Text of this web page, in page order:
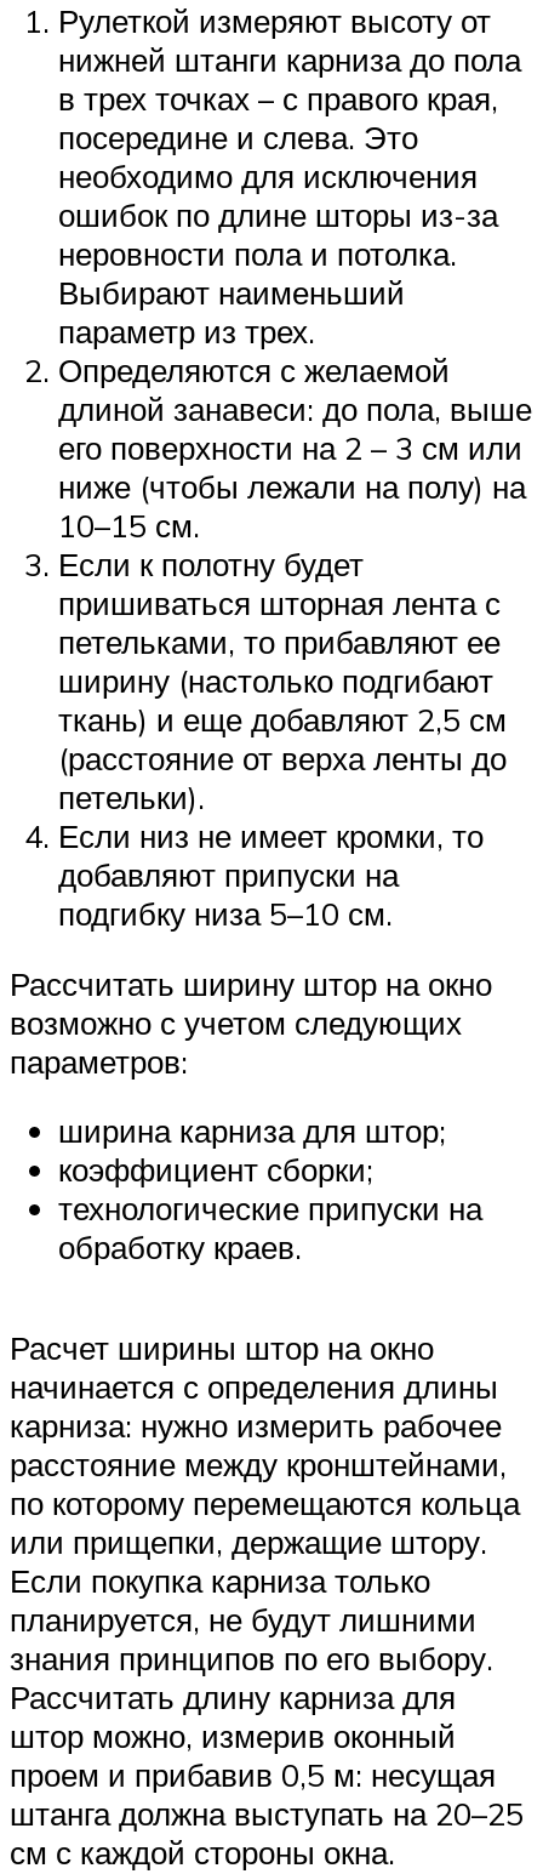
Рулеткой измеряют высоту от
нижней штанги карниза до пола
в трех точках – с правого края,
посередине и слева. Это
необходимо для исключения
ошибок по длине шторы из-за
неровности пола и потолка.
Выбирают наименьший
параметр из трех.
Определяются с желаемой
длиной занавеси: до пола, выше
его поверхности на 2 – 3 см или
ниже (чтобы лежали на полу) на
10–15 см.
Если к полотну будет
пришиваться шторная лента с
петельками, то прибавляют ее
ширину (настолько подгибают
ткань) и еще добавляют 2,5 см
(расстояние от верха ленты до
петельки).
Если низ не имеет кромки, то
добавляют припуски на
подгибку низа 5–10 см.
Рассчитать ширину штор на окно
возможно с учетом следующих
параметров:
ширина карниза для штор;
коэффициент сборки;
технологические припуски на
обработку краев.
Расчет ширины штор на окно
начинается с определения длины
карниза: нужно измерить рабочее
расстояние между кронштейнами,
по которому перемещаются кольца
или прищепки, держащие штору.
Если покупка карниза только
планируется, не будут лишними
знания принципов по его выбору.
Рассчитать длину карниза для
штор можно, измерив оконный
проем и прибавив 0,5 м: несущая
штанга должна выступать на 20–25
см с каждой стороны окна.